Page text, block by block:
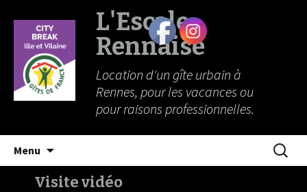
L'Escale
Rennaise
Location d'un gîte urbain à
Rennes, pour les vacances ou
pour raisons professionnelles.
Menu
contenu
Visite vidéo